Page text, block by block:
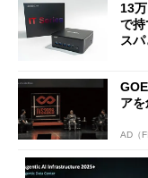
13
で持
ス
ア
AD（